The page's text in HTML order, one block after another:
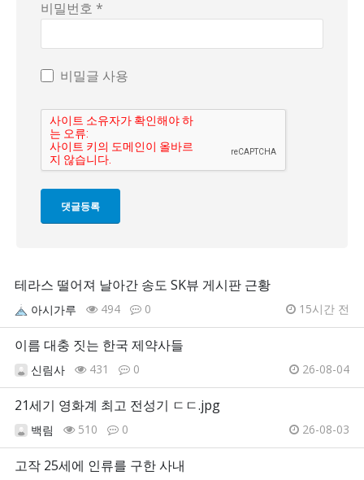
비밀번호 *
비밀글 사용
테라스 떨어져 날아간 송도 SK뷰 게시판 근황
아시가루 494 0 15시간 전
이름 대충 짓는 한국 제약사들
신림사 431 0 26-08-04
21세기 영화계 최고 전성기 ㄷㄷ.jpg
백림 510 0 26-08-03
고작 25세에 인류를 구한 사내